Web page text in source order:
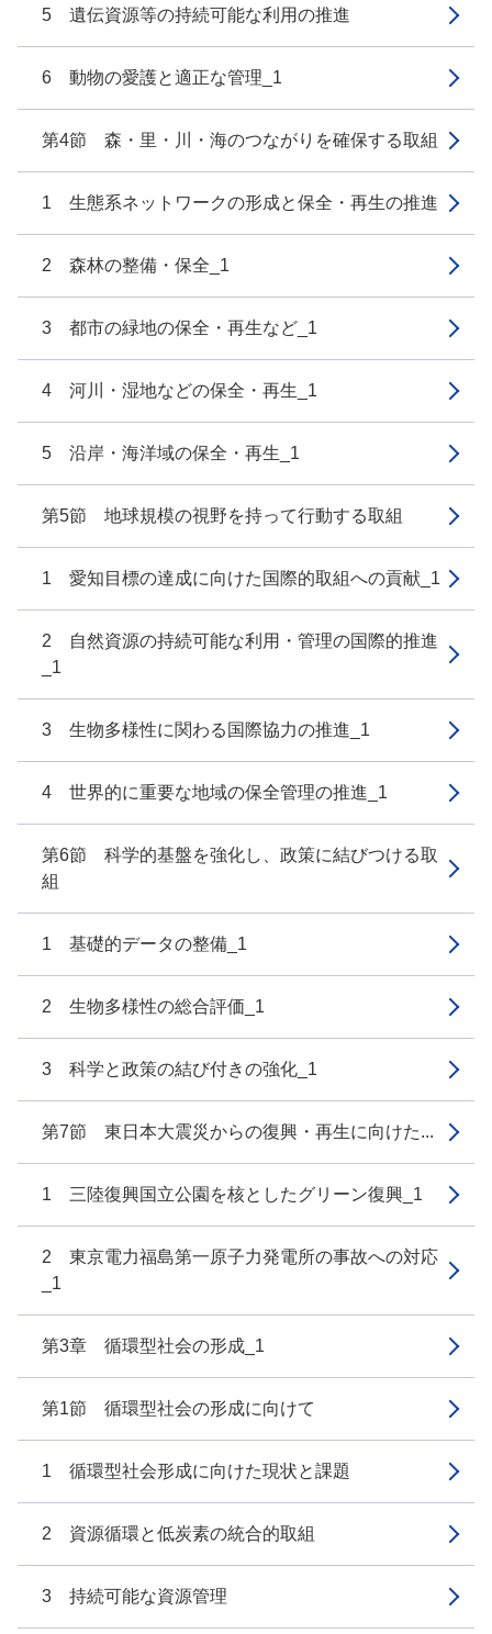
5 遺伝資源等の持続可能な利用の推進
6 動物の愛護と適正な管理_1
第4節 森・里・川・海のつながりを確保する取組
1 生態系ネットワークの形成と保全・再生の推進
2 森林の整備・保全_1
3 都市の緑地の保全・再生など_1
4 河川・湿地などの保全・再生_1
5 沿岸・海洋域の保全・再生_1
第5節 地球規模の視野を持って行動する取組
1 愛知目標の達成に向けた国際的取組への貢献_1
2 自然資源の持続可能な利用・管理の国際的推進
_1
3 生物多様性に関わる国際協力の推進_1
4 世界的に重要な地域の保全管理の推進_1
第6節 科学的基盤を強化し、政策に結びつける取
組
1 基礎的データの整備_1
2 生物多様性の総合評価_1
3 科学と政策の結び付きの強化_1
第7節 東日本大震災からの復興・再生に向けた...
1 三陸復興国立公園を核としたグリーン復興_1
2 東京電力福島第一原子力発電所の事故への対応
_1
第3章 循環型社会の形成_1
第1節 循環型社会の形成に向けて
1 循環型社会形成に向けた現状と課題
2 資源循環と低炭素の統合的取組
3 持続可能な資源管理